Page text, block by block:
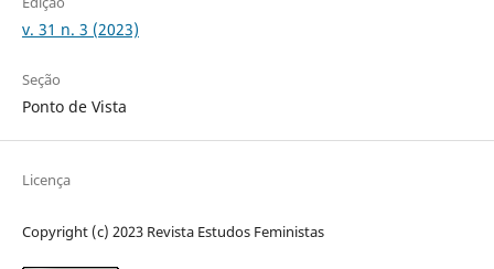
v. 31 n. 3 (2023)
Seção
Ponto de Vista
Licença
Copyright (c) 2023 Revista Estudos Feministas